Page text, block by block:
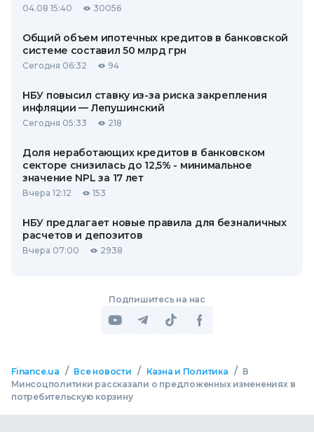
04.08 15:40 30056
Общий объем ипотечных кредитов в банковской
системе составил 50 млрд грн
Сегодня 06:32 94
НБУ повысил ставку из-за риска закрепления
инфляции — Лепушинский
Сегодня 05:33 218
Доля неработающих кредитов в банковском
секторе снизилась до 12,5% - минимальное
значение NPL за 17 лет
Вчера 12:12 153
НБУ предлагает новые правила для безналичных
расчетов и депозитов
Вчера 07:00 2938
Подпишитесь на нас
Finance.ua / Все новости / Казна и Политика / В
Минсоцполитики рассказали о предложенных изменениях в
потребительскую корзину